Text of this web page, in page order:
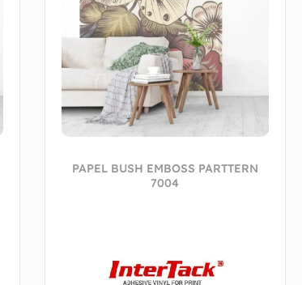
PAPEL BUSH EMBOSS PARTTERN
7004